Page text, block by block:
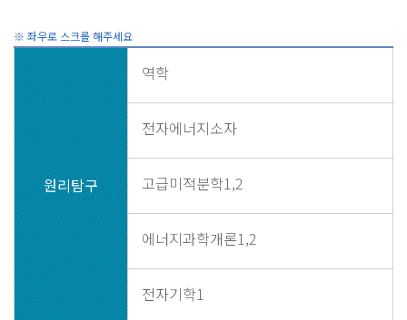
원리탐구
역학
전자에너지소자
고급미적분학1,2
에너지과학개론1,2
전자기학1